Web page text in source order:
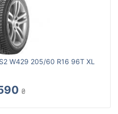
W429 205/60 R16 96T XL
₴